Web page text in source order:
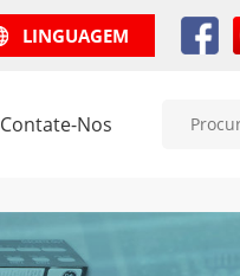
LINGUAGEM
Contate-Nos